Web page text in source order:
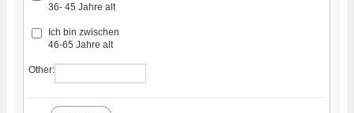
36- 45 Jahre alt
Ich bin zwischen
46-65 Jahre alt
Other: